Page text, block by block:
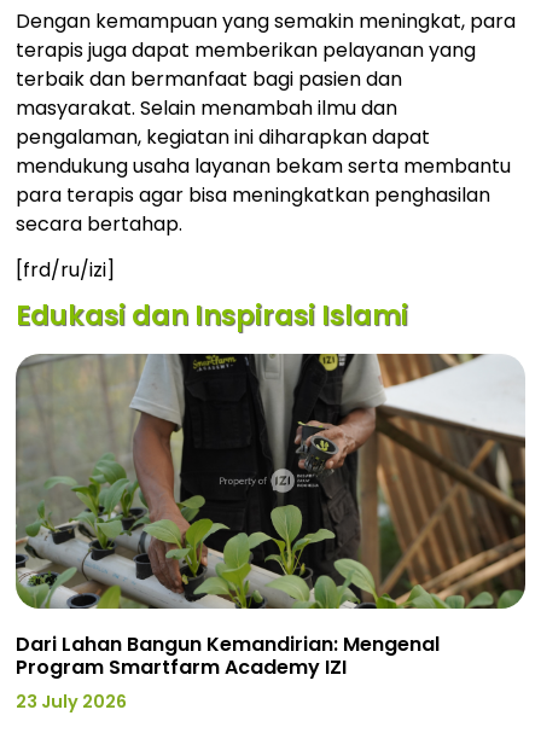
Dengan kemampuan yang semakin meningkat, para
terapis juga dapat memberikan pelayanan yang
terbaik dan bermanfaat bagi pasien dan
masyarakat. Selain menambah ilmu dan
pengalaman, kegiatan ini diharapkan dapat
mendukung usaha layanan bekam serta membantu
para terapis agar bisa meningkatkan penghasilan
secara bertahap.
[frd/ru/izi]
Edukasi dan Inspirasi Islami
Dari Lahan Bangun Kemandirian: Mengenal
Program Smartfarm Academy IZI
23 July 2026